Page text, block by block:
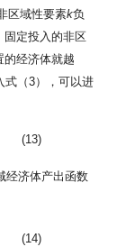
区域性要素k负
固定投入的非区
的经济体就越
式（3），可以进
(13)
经济体产出函数
(14)